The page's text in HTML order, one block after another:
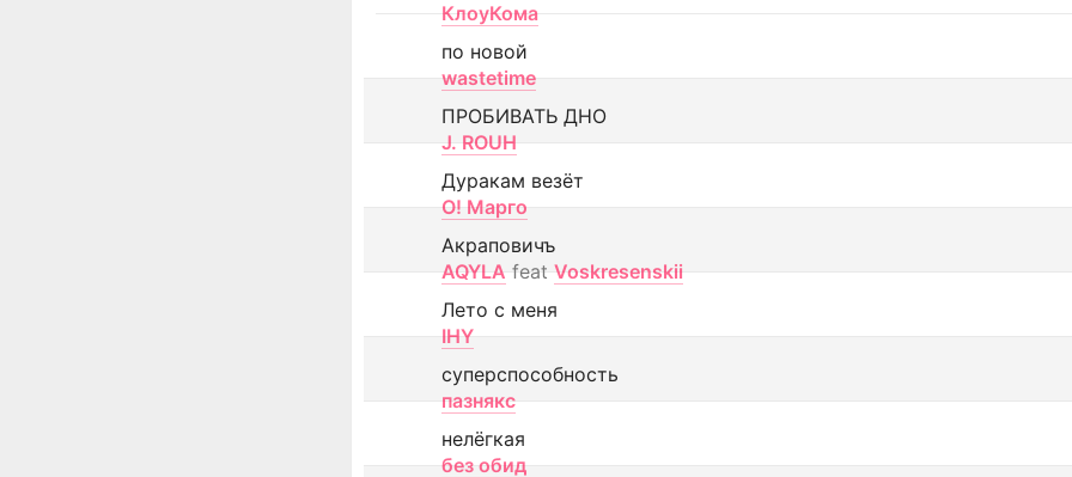
КлоуКома
по новой
wastetime
ПРОБИВАТЬ ДНО
J. ROUH
Дуракам везёт
О! Марго
Акраповичъ
AQYLA feat Voskresenskii
Лето с меня
IHY
суперспособность
пазнякс
нелёгкая
без обид